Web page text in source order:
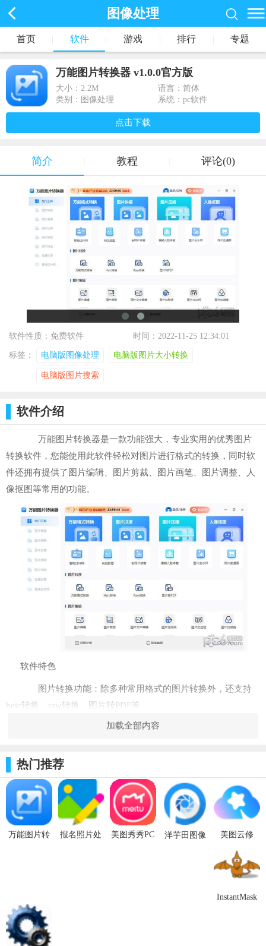
图像处理
首页 软件 游戏 排行 专题
万能图片转换器 v1.0.0官方版
大小： 2.2M
语言：简体
类别：图像处理
系统：pc软件
点击下载
简介 教程 评论(0)
软件性质：免费软件 时间：2022-11-25 12:34:01
标签： 电脑版图像处理 电脑版图片大小转换
电脑版图片搜索
软件介绍
万能图片转换器是一款功能强大，专业实用的优秀图片
转换软件，您能使用此软件轻松对图片进行格式的转换，同时软
件还拥有提供了图片编辑、图片剪裁、图片画笔、图片调整、人
像抠图等常用的功能。
软件特色
图片转换功能：除多种常用格式的图片转换外，还支持
heic转换、raw转换、图片转PDF等
图片编辑功能：支持多种图片编辑功能如图片裁剪、图
图片处理功能：多种图片处理小工具如人像抠图、物品
抠图、图片去水印、图片转文字等
照片修复功能：软件提供老照片修复、照片无损放大、
人脸修复、照片降噪等功能
加载全部内容
热门推荐
万能图片转
报名照片处
美图秀秀PC
洋芋田图像
美图云修
版
InstantMask